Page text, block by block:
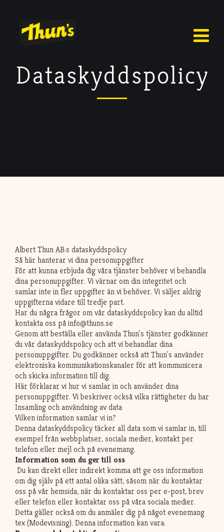
Dataskyddspolicy
Albert Thun AB:s dataskyddspolicy
Så här hanterar vi dina personuppgifter
För att kunna erbjuda dig våra tjänster behöver vi behandla
dina personuppgifter. Vi värnar om din integritet och
samlar inte in fler uppgifter än vi behöver. Vi säljer aldrig
uppgifterna vidare till tredje part.
Har du några frågor om vår dataskyddspolicy kan du alltid
kontakta oss på info@thuns.se
Genom att beställa eller använda Thun´s tjänster godkänner
du vår dataskyddspolicy och att vi behandlar dina
personuppgifter. Du godkänner också att Thun´s använder
elektroniska kommunikationskanaler för att kommunicera
och skicka information till dig.
Här förklarar vi hur vi samlar in och använder dina
personuppgifter. Vi beskriver också vilka rättigheter du har
Insamling och användning av data
Vilken information samlar vi in?
Denna dataskyddspolicy täcker all data som vi samlar in, till
exempel från webbplatser, sociala medier, kontakt per
telefon eller mejl och på evenemang.
Information som du ger till oss
Du kan direkt eller indirekt komma att ge oss information
om dig själv på ett antal olika sätt, såsom när du kontaktar
oss på vår hemsida, när du kontaktar oss per e-post, brev
eller telefon eller kontaktar oss på våra sociala medier.
Detta gäller också om du anmäler dig på något evenemang
tex (Modevisning). Denna information kan vara: